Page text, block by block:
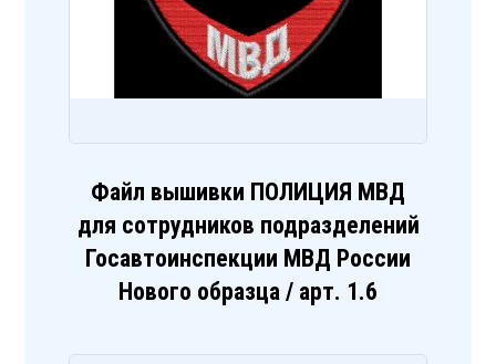
Файл вышивки ПОЛИЦИЯ МВД
для сотрудников подразделений
Госавтоинспекции МВД России
Нового образца / арт. 1.6